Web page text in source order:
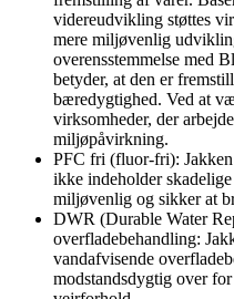
videreudvikling støttes
mere miljøvenlig
overensstemmelse med
betyder, at den er
bæredygtighed. Ved at
virksomheder, der
miljøpåvirkning.
PFC fri (fluor-fri):
ikke indeholder
miljøvenlig og sikker at
DWR (Durable Water
overfladebehandling:
vandafvisende
modstandsdygtig over